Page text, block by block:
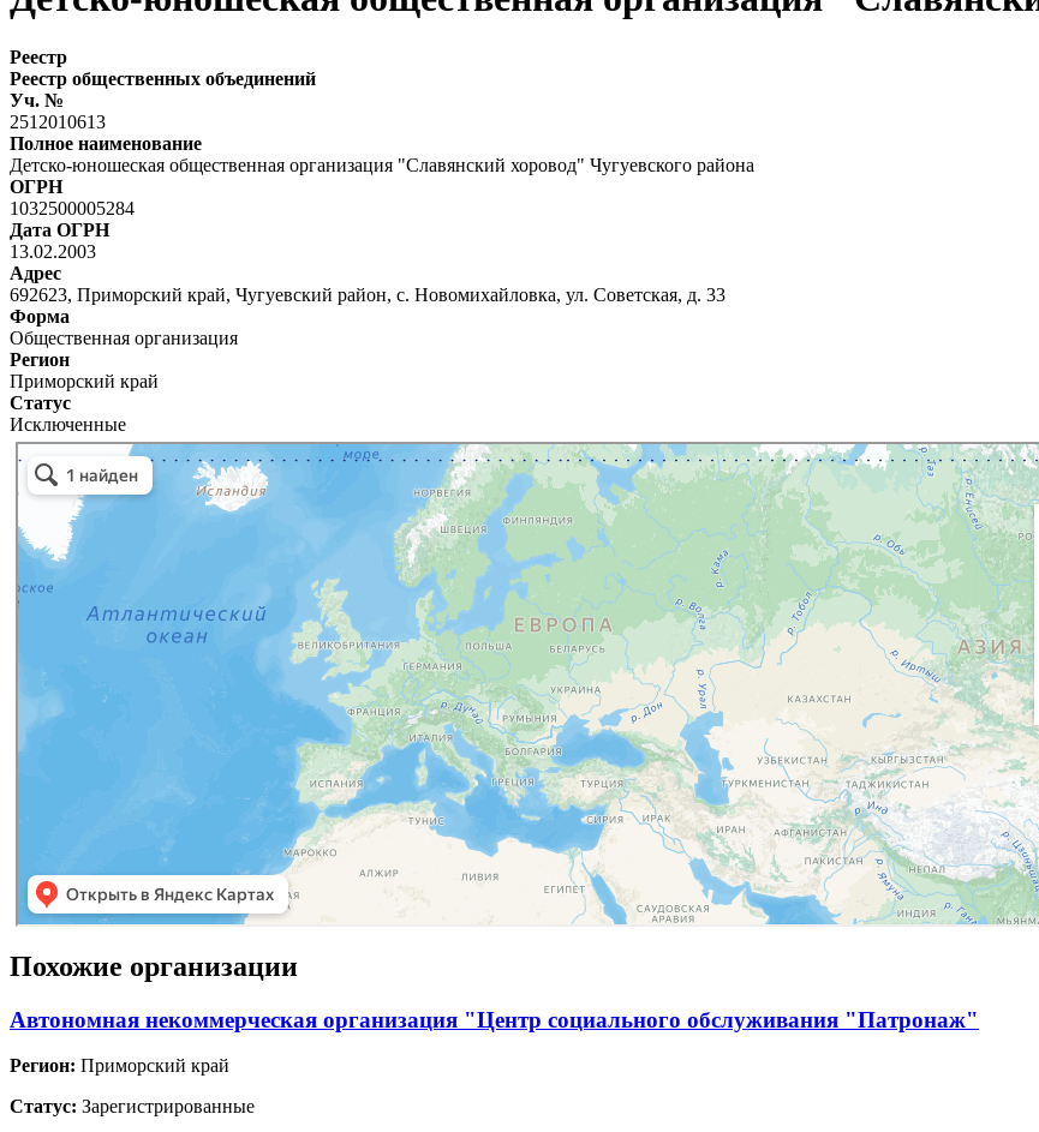
Реестр
Реестр общественных объединений
Уч. №
2512010613
Полное наименование
Детско-юношеская общественная организация "Славянский хоровод" Чугуевского района
ОГРН
1032500005284
Дата ОГРН
13.02.2003
Адрес
692623, Приморский край, Чугуевский район, с. Новомихайловка, ул. Советская, д. 33
Форма
Общественная организация
Регион
Приморский край
Статус
Исключенные
Похожие организации
Автономная некоммерческая организация "Центр социального обслуживания "Патронаж"
Регион: Приморский край
Статус: Зарегистрированные